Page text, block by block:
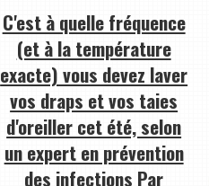
C'est à quelle fréquence
(et à la température
exacte) vous devez laver
vos draps et vos taies
d'oreiller cet été, selon
un expert en prévention
des infections Par